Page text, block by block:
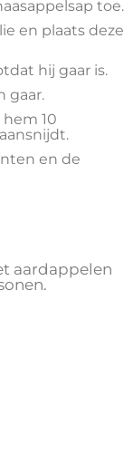
toe.
en plaats deze
hij gaar is.
gaar.
10
en de
aardappelen